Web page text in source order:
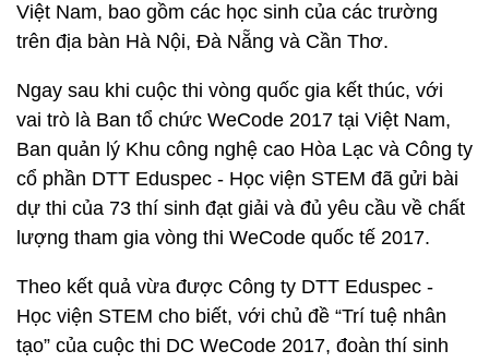
Việt Nam, bao gồm các học sinh của các trường
trên địa bàn Hà Nội, Đà Nẵng và Cần Thơ.
Ngay sau khi cuộc thi vòng quốc gia kết thúc, với
vai trò là Ban tổ chức WeCode 2017 tại Việt Nam,
Ban quản lý Khu công nghệ cao Hòa Lạc và Công ty
cổ phần DTT Eduspec - Học viện STEM đã gửi bài
dự thi của 73 thí sinh đạt giải và đủ yêu cầu về chất
lượng tham gia vòng thi WeCode quốc tế 2017.
Theo kết quả vừa được Công ty DTT Eduspec -
Học viện STEM cho biết, với chủ đề “Trí tuệ nhân
tạo” của cuộc thi DC WeCode 2017, đoàn thí sinh